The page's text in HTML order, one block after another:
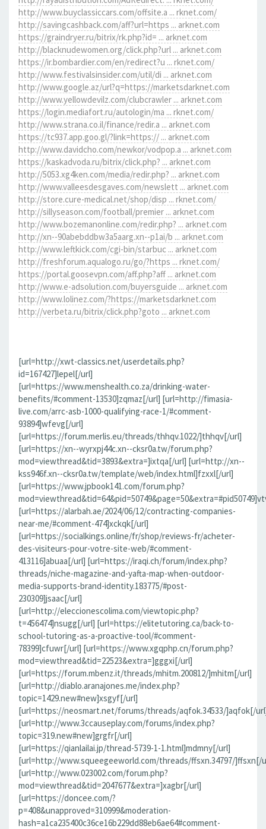
http://www.buyclassiccars.com/offsite.a ... rknet.com/
http://savingcashback.com/aff?url=https ... arknet.com
https://graindryer.ru/bitrix/rk.php?id= ... arknet.com
http://blacknudewomen.org/click.php?url ... arknet.com
https://ir.bombardier.com/en/redirect?u ... rknet.com/
http://www.festivalsinsider.com/util/di ... arknet.com
http://www.google.az/url?q=https://marketsdarknet.com
http://www.yellowdevilz.com/clubcrawler ... arknet.com
https://login.mediafort.ru/autologin/ma ... rknet.com/
http://www.strana.co.il/finance/redir.a ... arknet.com
https://tc937.app.goo.gl/?link=https:// ... arknet.com
http://www.davidcho.com/newkor/vodpop.a ... arknet.com
https://kaskadvoda.ru/bitrix/click.php? ... arknet.com
http://5053.xg4ken.com/media/redir.php? ... arknet.com
http://www.valleesdesgaves.com/newslett ... arknet.com
http://store.cure-medical.net/shop/disp ... rknet.com/
http://sillyseason.com/football/premier ... arknet.com
http://www.bozemanonline.com/redir.php? ... arknet.com
http://xn--90abebddbw3a5aarg.xn--p1ai/b ... arknet.com
http://www.leftkick.com/cgi-bin/starbuc ... arknet.com
http://freshforum.aqualogo.ru/go/?https ... rknet.com/
https://portal.goosevpn.com/aff.php?aff ... arknet.com
http://www.e-adsolution.com/buyersguide ... arknet.com
http://www.lolinez.com/?https://marketsdarknet.com
http://verbeta.ru/bitrix/click.php?goto ... arknet.com
[url=http://xwt-classics.net/userdetails.php?
id=167427]lepel[/url]
[url=https://www.menshealth.co.za/drinking-water-
benefits/#comment-13530]zqmaz[/url] [url=http://fimasia-
live.com/arrc-asb-1000-qualifying-race-1/#comment-
93894]wfevg[/url]
[url=https://forum.merlis.eu/threads/thhqv.1022/]thhqv[/url]
[url=https://xn--wyrxpj44c.xn--cksr0a.tw/forum.php?
mod=viewthread&tid=3893&extra=]ixtqa[/url] [url=http://xn--
kss946f.xn--cksr0a.tw/template/web/index.html]fzxxl[/url]
[url=https://www.jpbook141.com/forum.php?
[url=https://alarbah.ae/2024/06/12/contracting-companies-
near-me/#comment-474]xckqk[/url]
[url=https://socialkings.online/fr/shop/reviews-fr/acheter-
des-visiteurs-pour-votre-site-web/#comment-
413116]abuaa[/url] [url=https://iraqi.ch/forum/index.php?
threads/niche-magazine-and-yafta-map-when-outdoor-
media-supports-brand-identity.183775/#post-
230309]jsaac[/url]
[url=http://eleccionescolima.com/viewtopic.php?
t=456474]nsugg[/url] [url=https://elitetutoring.ca/back-to-
school-tutoring-as-a-proactive-tool/#comment-
78399]cfuwr[/url] [url=https://www.xgqphp.cn/forum.php?
mod=viewthread&tid=22523&extra=]gggxi[/url]
[url=https://forum.mbenz.it/threads/mhitm.200812/]mhitm[/url]
[url=http://diablo.aranajones.me/index.php?
topic=1429.new#new]xsgyf[/url]
[url=https://neosmart.net/forums/threads/aqfok.34533/]aqfok[/
[url=http://www.3ccauseplay.com/forums/index.php?
topic=319.new#new]grgfr[/url]
[url=https://qianlailai.jp/thread-5739-1-1.html]mdmny[/url]
[url=http://www.squeegeeworld.com/threads/ffsxn.34797/]ffsxn[/
[url=http://www.023002.com/forum.php?
mod=viewthread&tid=2047677&extra=]xagbr[/url]
[url=https://doncee.com/?
p=408&unapproved=310999&moderation-
hash=a1ca235400c36ce16b229dd88eb6ae64#comment-